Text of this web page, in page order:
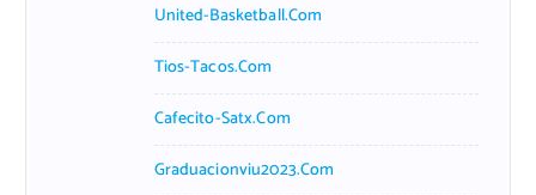
United-Basketball.com
Tios-Tacos.com
Cafecito-Satx.com
Graduacionviu2023.com